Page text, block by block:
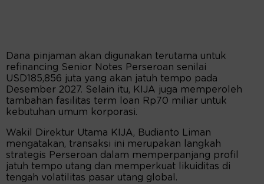
Dana pinjaman akan digunakan terutama untuk
refinancing Senior Notes Perseroan senilai
USD185,856 juta yang akan jatuh tempo pada
Desember 2027. Selain itu, KIJA juga memperoleh
tambahan fasilitas term loan Rp70 miliar untuk
kebutuhan umum korporasi.
Wakil Direktur Utama KIJA, Budianto Liman
mengatakan, transaksi ini merupakan langkah
strategis Perseroan dalam memperpanjang profil
jatuh tempo utang dan memperkuat likuiditas di
tengah volatilitas pasar utang global.